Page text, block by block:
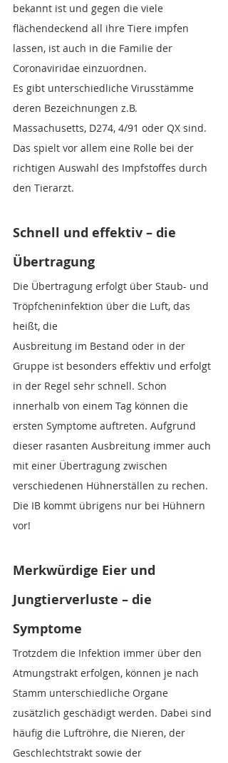
bekannt ist und gegen die viele
flächendeckend all ihre Tiere impfen
lassen, ist auch in die Familie der
Coronaviridae einzuordnen.
Es gibt unterschiedliche Virusstämme
deren Bezeichnungen z.B.
Massachusetts, D274, 4/91 oder QX sind.
Das spielt vor allem eine Rolle bei der
richtigen Auswahl des Impfstoffes durch
den Tierarzt.
Schnell und effektiv – die
Übertragung
Die Übertragung erfolgt über Staub- und
Tröpfcheninfektion über die Luft, das
heißt, die
Ausbreitung im Bestand oder in der
Gruppe ist besonders effektiv und erfolgt
in der Regel sehr schnell. Schon
innerhalb von einem Tag können die
ersten Symptome auftreten. Aufgrund
dieser rasanten Ausbreitung immer auch
mit einer Übertragung zwischen
verschiedenen Hühnerställen zu rechen.
Die IB kommt übrigens nur bei Hühnern
vor!
Merkwürdige Eier und
Jungtierverluste – die
Symptome
Trotzdem die Infektion immer über den
Atmungstrakt erfolgen, können je nach
Stamm unterschiedliche Organe
zusätzlich geschädigt werden. Dabei sind
häufig die Luftröhre, die Nieren, der
Geschlechtstrakt sowie der